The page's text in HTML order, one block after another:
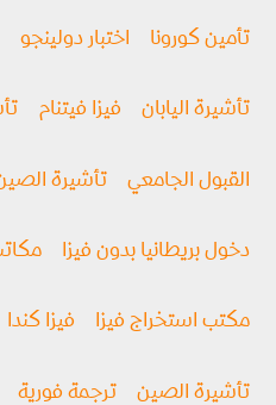
تأمين كورونا اختبار دولينجو
تأشيرة اليابان فيزا فيتنام
القبول الجامعي تأشيرة
دخول بريطانيا بدون فيزا
مكتب استخراج فيزا فيزا كندا
تأشيرة الصين ترجمة فورية